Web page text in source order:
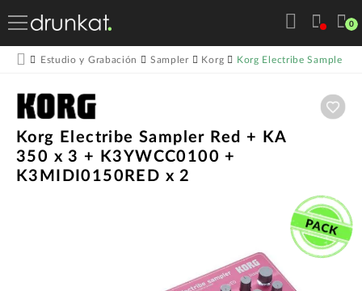
0
Estudio y Grabación Sampler Korg Korg Electribe Sampler
Korg Electribe Sampler Red + KA
350 x 3 + K3YWCC0100 +
K3MIDI0150RED x 2